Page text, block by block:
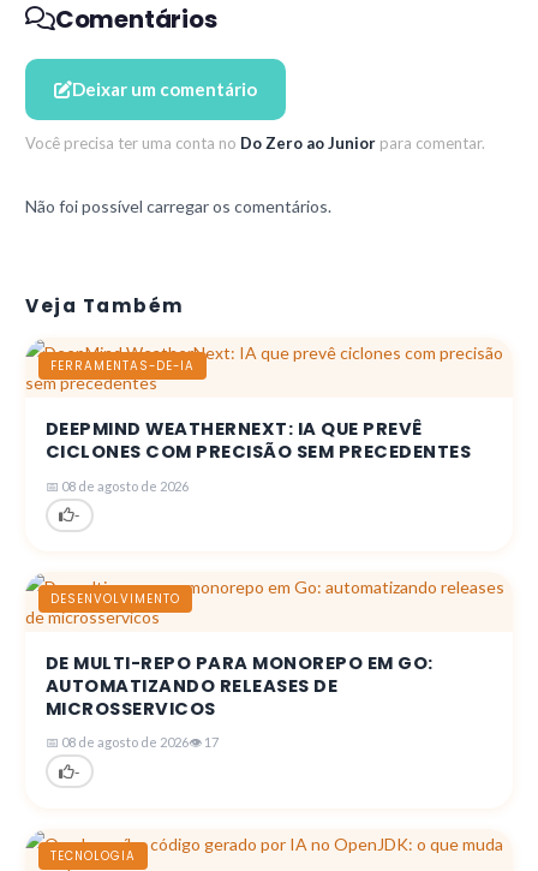
Comentários
Deixar um comentário
Você precisa ter uma conta no Do Zero ao Junior para comentar.
Não foi possível carregar os comentários.
Veja Também
FERRAMENTAS-DE-IA
DEEPMIND WEATHERNEXT: IA QUE PREVÊ
CICLONES COM PRECISÃO SEM PRECEDENTES
📅 08 de agosto de 2026
-
DESENVOLVIMENTO
DE MULTI-REPO PARA MONOREPO EM GO:
AUTOMATIZANDO RELEASES DE
MICROSSERVICOS
📅 08 de agosto de 2026👁 17
-
TECNOLOGIA